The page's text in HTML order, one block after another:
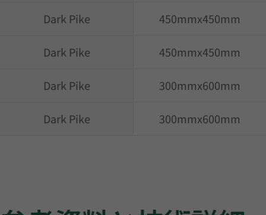
Dark Pike 450mmx450mm
Dark Pike 450mmx450mm
Dark Pike 300mmx600mm
Dark Pike 300mmx600mm